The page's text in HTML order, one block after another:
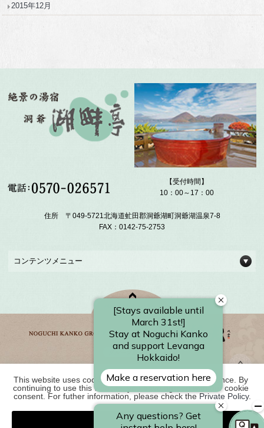
2015年12月
【受付時間】
10：00～17：00
住所 〒049-5721北海道虻田郡洞爺湖町洞爺湖温泉7-8
FAX：0142-75-2753
コンテンツメニュー
野口観光グループ一覧
2026 【公式・ベストレ－ト保証】洞爺湖温泉 洞爺 湖畔亭｜北海道
This website uses cookies to improve your user experience. By
continuing to use this website, you have agreed with our cookie
consent. For futher information, please check the Private Policy.
Agree